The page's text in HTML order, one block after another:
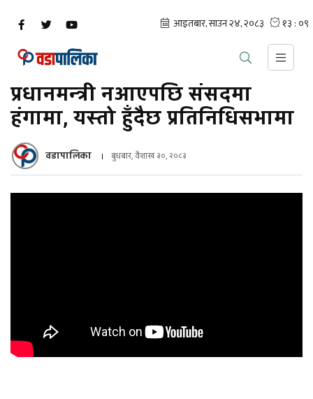
प्रधानमन्त्री नआएपछि संसदमा
हंगामा, यस्तो हुँदैछ प्रतिनिधिसभामा
वडापालिका बुधबार, वैशाख ३०, २०८३